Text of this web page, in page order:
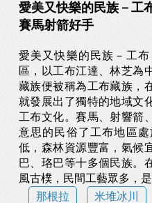
愛美又快樂的民族－工
賽馬射箭好手
愛美又快樂的民族－工
區，以工布江達、林芝為
藏族便被稱為工布藏族，
就發展出了獨特的地域文
工布文化。賽馬、射響箭
意思的民俗了工布地區
低，森林資源豐富，氣候
巴、珞巴等十多個民族。
風古樸，民間工藝眾多，
那根拉
米堆冰川